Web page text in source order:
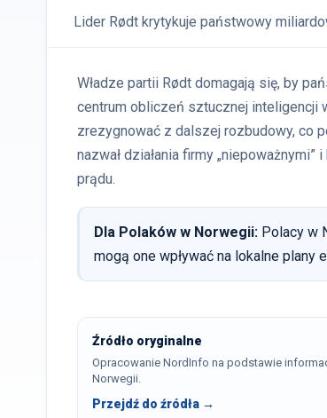
Lider Rødt krytykuje państwowy
Władze partii Rødt domagają się, by
centrum obliczeń sztucznej inteligencji
zrezygnować z dalszej rozbudowy, co
nazwał działania firmy
prądu.
Dla Polaków w Norwegii: Polacy w
mogą one wpływać na lokalne
Źródło oryginalne
Opracowanie NordInfo na podstawie
Norwegii.
Przejdź do źródła →